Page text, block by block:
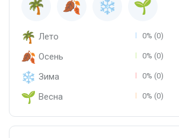
Лето 0% (0)
Осень 0% (0)
Зима 0% (0)
Весна 0% (0)